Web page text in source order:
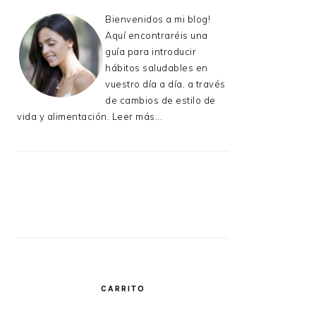
Bienvenidos a mi blog!
Aquí encontraréis una
guía para introducir
hábitos saludables en
vuestro día a día, a través
de cambios de estilo de
vida y alimentación. Leer más...
CARRITO